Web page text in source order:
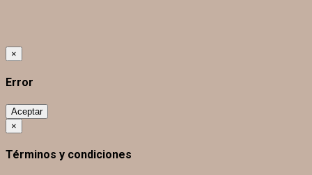
×
Error
Aceptar
×
Términos y condiciones